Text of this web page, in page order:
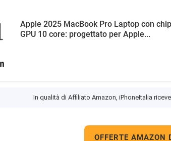
Apple 2025 MacBook Pro Laptop con
GPU 10 core: progettato per Apple...
In qualità di Affiliato Amazon, iPhoneItalia
OFFERTE AMAZON